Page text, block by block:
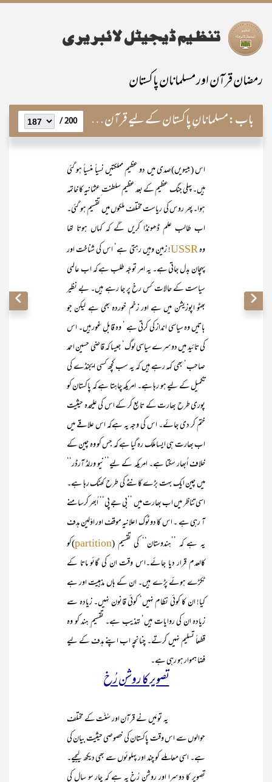
رمضان قرآن اور مسلمانان پاکستان
باب:مسلمانانِ پاکستان کے لیے قرآن حکیم کی عملی راہنمائی 200 /
اس (بیسویں)صدی میں دو عظیم مملکتیں نسیاً منسیاً ہو گئی
ہیں۔ پہلی جنگ عظیم کے بعد عظیم سلطنت ِعثمانیہ کا خاتمہ
ہوا۔ پھر روس کی ریاست مختلف ملکوں میں تقسیم ہو گئی۔
اب طالب علم ڈھونڈا کریں گے کہ کہاں ہوتا تھا
وہUSSR! زمین وہیں رہتی ہے‘ اس کی شناخت اور
پہچان بدل جاتی ہے۔ یہ امر توجّہ طلب ہے کہ اب عالمی
سیاست کے حالات کس رخ پر جا رہے ہیں۔ بے نظیر
بھٹو اپوزیشن میں ہے اور زخم خوردہ بھی ہے لیکن جو
باتیں وہ سیاسی انداز کی کرتی ہے ‘ وہ قابلِ غور ہیں۔ اس
کی تائید میں دوسرے سیاسی لوگ‘ جیسا کہ قاضی حسین احمد
صاحب‘ بھی کہہ رہے ہیں کہ یہ سب کچھ کسی ایجنڈے کی
تکمیل کے لیے ہو رہا ہے۔ امریکہ چاہتا ہے کہ پاکستان کو
پوری طرح بھارت کے تابع کر کے اس کی علیحدہ حیثیت
ختم کر دی جائے۔ اس کی وجہ یہ ہےکہ اس علاقے میں
اب بھارت ہی ایسا ملک رہ گیا ہے کہ جس کو وہ چین کے
خلاف اُبھار سکتا ہے۔ امریکہ کے لیے’’نیو ورلڈ آرڈر‘‘
میں چین ایک بہت بڑے کانٹے کی طرح کھٹک رہا ہے۔
اسی تناظر میں اب بھارت میں ’’بی جے پی‘‘ اُبھر کرسامنے
آ رہی ہے ۔ اس کا دوٹوک اعلانیہ موقف اور اوّلین ہدف
یہ ہے کہ ’’ہندوستان‘‘ کی تقسیم (partition)کو
کالعدم قرار دیا جائے۔اس وقت ان کی گائو ماتا کے
ٹکڑے ہوئے پڑے ہیں۔ ان کے ہاں مذہبیت اور ہے
کیا! ان کا کوئی نظام نہیں‘ کوئی قانون نہیں۔ زیادہ سے
زیادہ ان کی روایات ہیں‘ تہذیب ہے۔ تقسیم ِہند کو وہ
قطعاً تسلیم نہیں کرتے۔ چنانچہ اب اپنے ہدف کے لیے
فضا ہموار ہو رہی ہے۔
تصویر کا روشن رُخ
یہ تو مَیں نے قرآن اور سُنّت کے مختلف
حوالوں سے اس وقت پاکستان کی خصوصی حیثیت بیان کی
ہے۔ اسی معاملے کو چند اور پہلوئوں سے بھی دیکھ لیجیے۔
تصویر کا دوسرا اور روشن رُخ یہ ہے کہ چار سو سال کی